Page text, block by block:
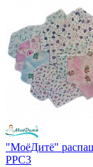
"МоёДитё"
РРС3